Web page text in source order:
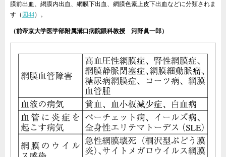
膜前出血、網膜内出血、網膜下出血、網膜色素上皮下出血などに分類されま
す（ 図44）。
（前帝京大学医学部附属溝口病院眼科教授 河野眞一郎）